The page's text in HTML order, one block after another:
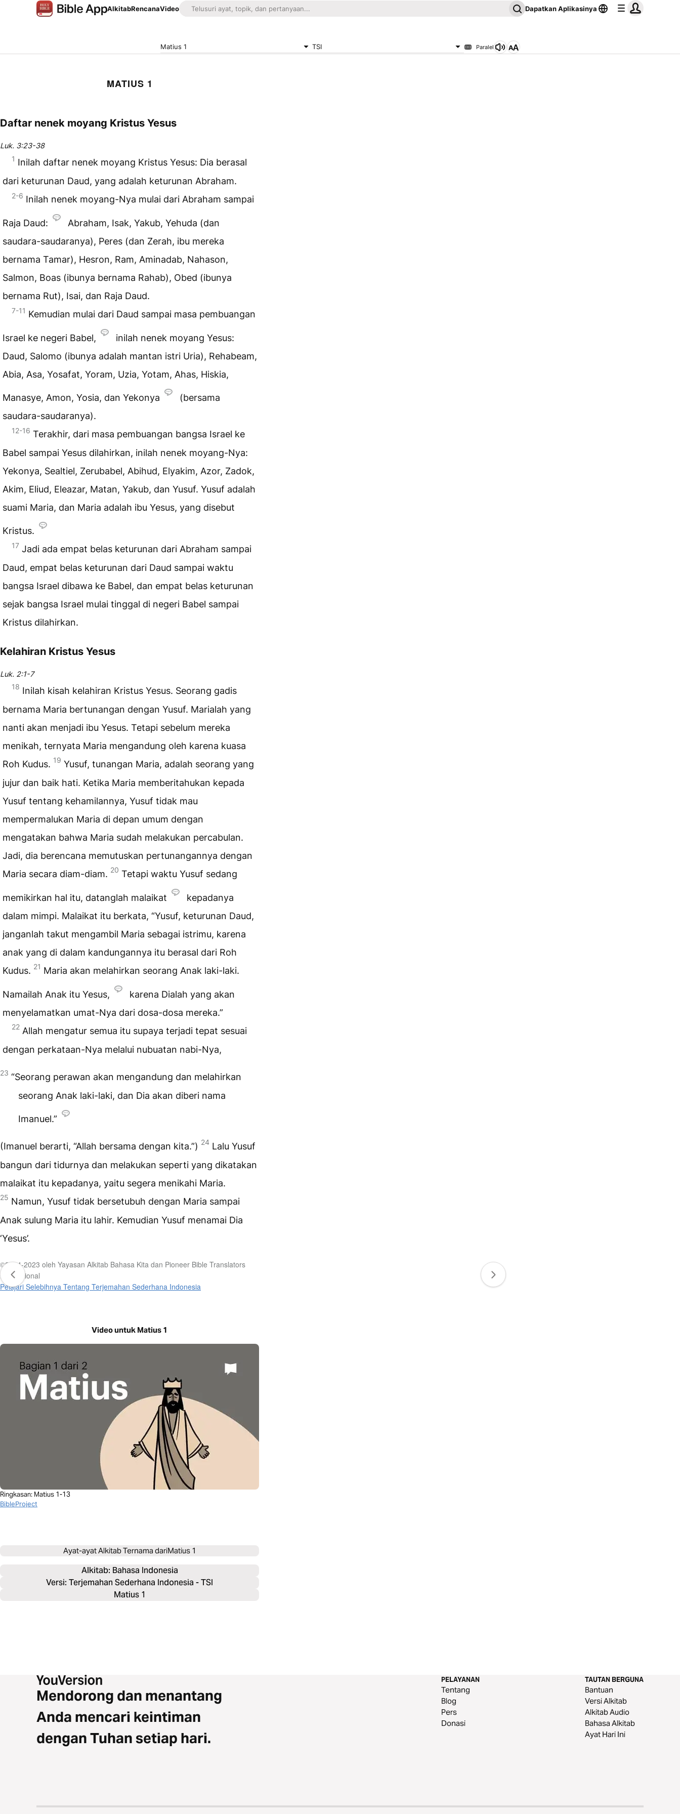
AlkitabRencanaVideo Dapatkan Aplikasinya
Matius 1 TSI Paralel
MATIUS 1
Daftar nenek moyang Kristus Yesus
Luk. 3:23-38
1 Inilah daftar nenek moyang Kristus Yesus: Dia berasal
dari keturunan Daud, yang adalah keturunan Abraham.
2-6 Inilah nenek moyang-Nya mulai dari Abraham sampai
Raja Daud:
Abraham, Isak, Yakub, Yehuda (dan
saudara-saudaranya), Peres (dan Zerah, ibu mereka
bernama Tamar), Hesron, Ram, Aminadab, Nahason,
Salmon, Boas (ibunya bernama Rahab), Obed (ibunya
bernama Rut), Isai, dan Raja Daud.
7-11 Kemudian mulai dari Daud sampai masa pembuangan
Israel ke negeri Babel,
inilah nenek moyang Yesus:
Daud, Salomo (ibunya adalah mantan istri Uria), Rehabeam,
Abia, Asa, Yosafat, Yoram, Uzia, Yotam, Ahas, Hiskia,
Manasye, Amon, Yosia, dan Yekonya
(bersama
saudara-saudaranya).
12-16 Terakhir, dari masa pembuangan bangsa Israel ke
Babel sampai Yesus dilahirkan, inilah nenek moyang-Nya:
Yekonya, Sealtiel, Zerubabel, Abihud, Elyakim, Azor, Zadok,
Akim, Eliud, Eleazar, Matan, Yakub, dan Yusuf. Yusuf adalah
suami Maria, dan Maria adalah ibu Yesus, yang disebut
Kristus.
17 Jadi ada empat belas keturunan dari Abraham sampai
Daud, empat belas keturunan dari Daud sampai waktu
bangsa Israel dibawa ke Babel, dan empat belas keturunan
sejak bangsa Israel mulai tinggal di negeri Babel sampai
Kristus dilahirkan.
Kelahiran Kristus Yesus
Luk. 2:1-7
18 Inilah kisah kelahiran Kristus Yesus. Seorang gadis
bernama Maria bertunangan dengan Yusuf. Marialah yang
nanti akan menjadi ibu Yesus. Tetapi sebelum mereka
menikah, ternyata Maria mengandung oleh karena kuasa
Roh Kudus. 19 Yusuf, tunangan Maria, adalah seorang yang
jujur dan baik hati. Ketika Maria memberitahukan kepada
Yusuf tentang kehamilannya, Yusuf tidak mau
mempermalukan Maria di depan umum dengan
mengatakan bahwa Maria sudah melakukan percabulan.
Jadi, dia berencana memutuskan pertunangannya dengan
Maria secara diam-diam. 20 Tetapi waktu Yusuf sedang
memikirkan hal itu, datanglah malaikat
kepadanya
dalam mimpi. Malaikat itu berkata, “Yusuf, keturunan Daud,
janganlah takut mengambil Maria sebagai istrimu, karena
anak yang di dalam kandungannya itu berasal dari Roh
Kudus. 21 Maria akan melahirkan seorang Anak laki-laki.
Namailah Anak itu Yesus,
karena Dialah yang akan
menyelamatkan umat-Nya dari dosa-dosa mereka.”
22 Allah mengatur semua itu supaya terjadi tepat sesuai
dengan perkataan-Nya melalui nubuatan nabi-Nya,
23 “Seorang perawan akan mengandung dan melahirkan
seorang Anak laki-laki, dan Dia akan diberi nama
Imanuel.”
(Imanuel berarti, “Allah bersama dengan kita.”) 24 Lalu Yusuf
bangun dari tidurnya dan melakukan seperti yang dikatakan
malaikat itu kepadanya, yaitu segera menikahi Maria.
25 Namun, Yusuf tidak bersetubuh dengan Maria sampai
Anak sulung Maria itu lahir. Kemudian Yusuf menamai Dia
‘Yesus’.
©2014-2023 oleh Yayasan Alkitab Bahasa Kita dan Pioneer Bible Translators
International
Pelajari Selebihnya Tentang Terjemahan Sederhana Indonesia
Video untuk Matius 1
Ringkasan: Matius 1-13
BibleProject
Ayat-ayat Alkitab Ternama dariMatius 1
Alkitab: Bahasa Indonesia
Versi: Terjemahan Sederhana Indonesia - TSI
Matius 1
Mendorong dan menantang
Anda mencari keintiman
dengan Tuhan setiap hari.
PELAYANAN
Tentang
Blog
Pers
Donasi
TAUTAN BERGUNA
Bantuan
Versi Alkitab
Alkitab Audio
Bahasa Alkitab
Ayat Hari Ini